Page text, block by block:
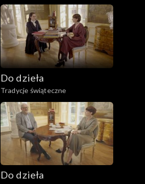
Do dzieła
Tradycje świąteczne
Do dzieła